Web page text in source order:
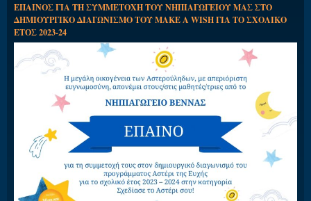
ΕΠΑΙΝΟΣ ΓΙΑ ΤΗ ΣΥΜΜΕΤΟΧΗ ΤΟΥ ΝΗΠΙΑΓΩΓΕΙΟΥ ΜΑΣ ΣΤΟ
ΔΗΜΙΟΥΡΓΙΚΟ ΔΙΑΓΩΝΙΣΜΟ ΤΟΥ MAKE A WISH ΓΙΑ ΤΟ ΣΧΟΛΙΚΟ
ΕΤΟΣ 2023-24